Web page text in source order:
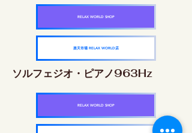
RELAX WORLD SHOP
楽天市場 RELAX WORLD店
ソルフェジオ・ピアノ963Hz
RELAX WORLD SHOP